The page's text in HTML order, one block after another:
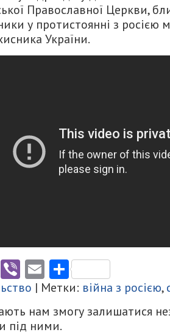
Православної Церкви,
у протистоянні з
України.
WhatsApp
ViberEmailПоділитися
| Метки: війна з росією,
нам змогу залишатися
під ними.